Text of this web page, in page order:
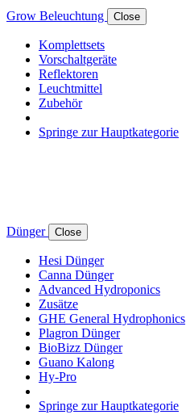
Grow Beleuchtung Close
Komplettsets
Vorschaltgeräte
Reflektoren
Leuchtmittel
Zubehör
Springe zur Hauptkategorie
Dünger Close
Hesi Dünger
Canna Dünger
Advanced Hydroponics
Zusätze
GHE General Hydrophonics
Plagron Dünger
BioBizz Dünger
Guano Kalong
Hy-Pro
Springe zur Hauptkategorie